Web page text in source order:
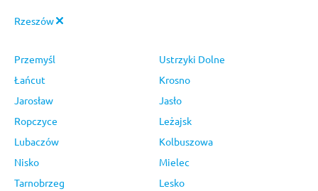
Rzeszów
Przemyśl
Ustrzyki Dolne
Łańcut
Krosno
Jarosław
Jasło
Ropczyce
Leżajsk
Lubaczów
Kolbuszowa
Nisko
Mielec
Tarnobrzeg
Lesko